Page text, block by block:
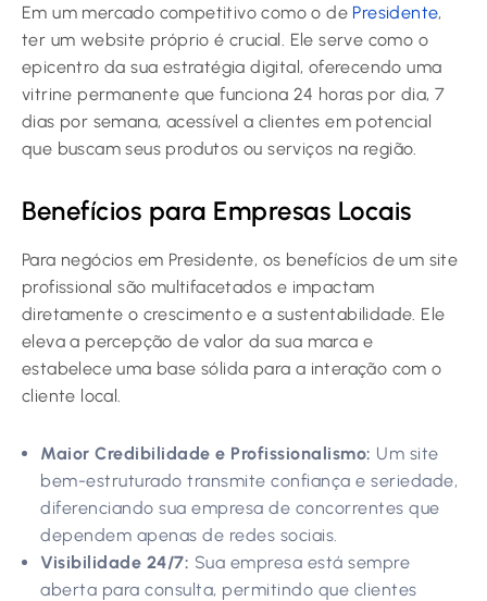
Em um mercado competitivo como o de Presidente,
ter um website próprio é crucial. Ele serve como o
epicentro da sua estratégia digital, oferecendo uma
vitrine permanente que funciona 24 horas por dia, 7
dias por semana, acessível a clientes em potencial
que buscam seus produtos ou serviços na região.
Benefícios para Empresas Locais
Para negócios em Presidente, os benefícios de um site
profissional são multifacetados e impactam
diretamente o crescimento e a sustentabilidade. Ele
eleva a percepção de valor da sua marca e
estabelece uma base sólida para a interação com o
cliente local.
Maior Credibilidade e Profissionalismo: Um site
bem-estruturado transmite confiança e seriedade,
diferenciando sua empresa de concorrentes que
dependem apenas de redes sociais.
Visibilidade 24/7: Sua empresa está sempre
aberta para consulta, permitindo que clientes